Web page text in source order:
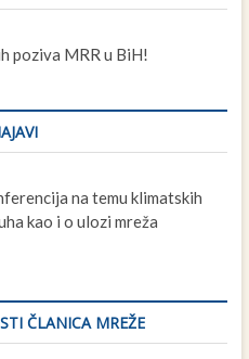
poziva MRR u BiH!
na temu klimatskih
kao i o ulozi mreža
ČLANICA MREŽE